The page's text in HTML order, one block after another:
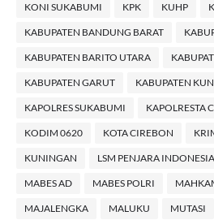
KONI SUKABUMI KPK KUHP
KABUPATEN BANDUNG BARAT
KABUPATEN BARITO UTARA
KABUPATEN GARUT KABUPATEN
KAPOLRES SUKABUMI KAPOLRESTA
KODIM 0620 KOTA CIREBON
KUNINGAN LSM PENJARA INDONESIA
MABES AD MABES POLRI
MAJALENGKA MALUKU MUTASI